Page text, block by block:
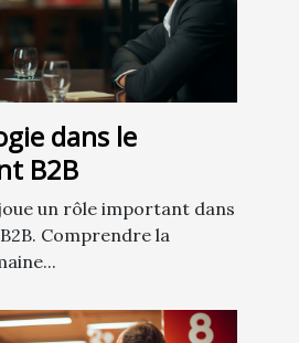
dans le
B2B
un rôle important dans
Comprendre la